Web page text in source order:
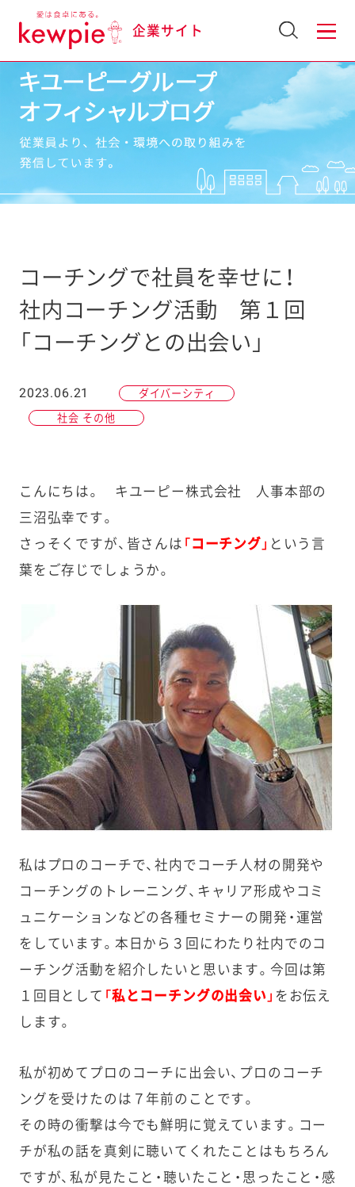
企業サイト
コーチングで社員を幸せに！
社内コーチング活動 第１回
「コーチングとの出会い」
2023.06.21 ダイバーシティ
社会 その他
こんにちは。 キユーピー株式会社 人事本部の
三沼弘幸です。
さっそくですが、皆さんは 「コーチング」 という言
葉をご存じでしょうか。
私はプロのコーチで、社内でコーチ人材の開発や
コーチングのトレーニング、キャリア形成やコミ
ュニケーションなどの各種セミナーの開発・運営
をしています。本日から３回にわたり社内でのコ
ーチング活動を紹介したいと思います。今回は第
１回目として 「私とコーチングの出会い」 をお伝え
します。
私が初めてプロのコーチに出会い、プロのコーチ
ングを受けたのは７年前のことです。
その時の衝撃は今でも鮮明に覚えています。コー
チが私の話を真剣に聴いてくれたことはもちろん
ですが、私が見たこと・聴いたこと・思ったこと・感